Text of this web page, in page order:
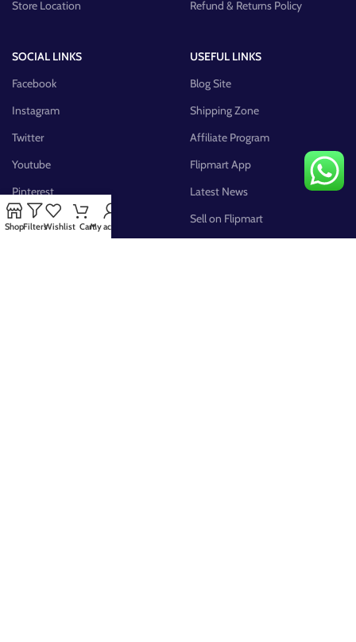
Store Location
Refund & Returns Policy
SOCIAL LINKS
Facebook
Instagram
Twitter
Youtube
Pinterest
FB Group
USEFUL LINKS
Blog Site
Shipping Zone
Affiliate Program
Flipmart App
Latest News
Sell on Flipmart
ShopFiltersWishlist CartMy account